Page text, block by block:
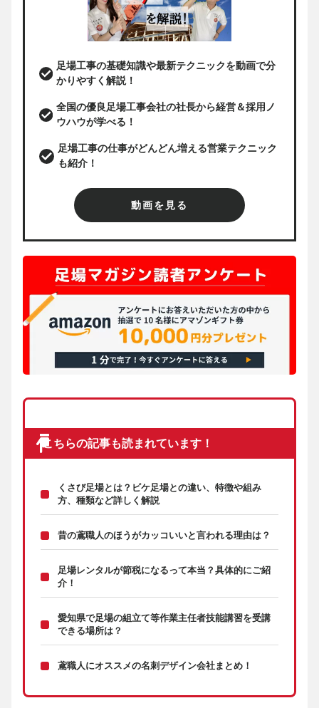
足場工事の基礎知識や最新テクニックを動画で分
かりやすく解説！
全国の優良足場工事会社の社長から経営＆採用ノ
ウハウが学べる！
足場工事の仕事がどんどん増える営業テクニック
も紹介！
動画を見る
こちらの記事も読まれています！
くさび足場とは？ビケ足場との違い、特徴や組み
方、種類など詳しく解説
昔の鳶職人のほうがカッコいいと言われる理由は？
足場レンタルが節税になるって本当？具体的にご紹
介！
愛知県で足場の組立て等作業主任者技能講習を受講
できる場所は？
鳶職人にオススメの名刺デザイン会社まとめ！